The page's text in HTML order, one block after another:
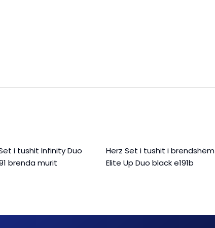
i tushit Infinity Duo
brenda murit
Herz Set i tushit i brendshëm
Elite Up Duo black e191b